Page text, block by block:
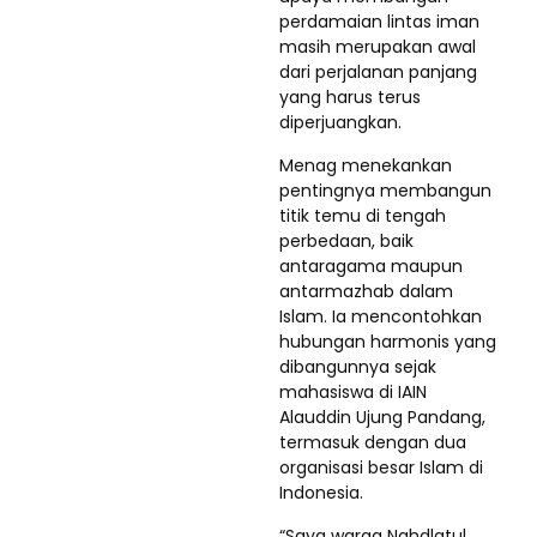
perdamaian lintas iman
masih merupakan awal
dari perjalanan panjang
yang harus terus
diperjuangkan.
Menag menekankan
pentingnya membangun
titik temu di tengah
perbedaan, baik
antaragama maupun
antarmazhab dalam
Islam. Ia mencontohkan
hubungan harmonis yang
dibangunnya sejak
mahasiswa di IAIN
Alauddin Ujung Pandang,
termasuk dengan dua
organisasi besar Islam di
Indonesia.